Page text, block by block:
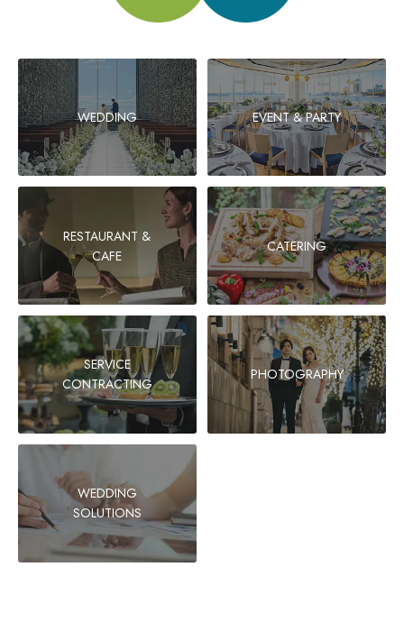
WEDDING EVENT & PARTY
RESTAURANT &
CAFE
CATERING
SERVICE
CONTRACTING
PHOTOGRAPHY
WEDDING
SOLUTIONS